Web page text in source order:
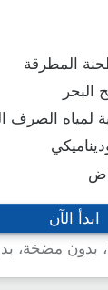
المطرقة
البحر
لمياه
ابدأ الآن
بدون مضخة،